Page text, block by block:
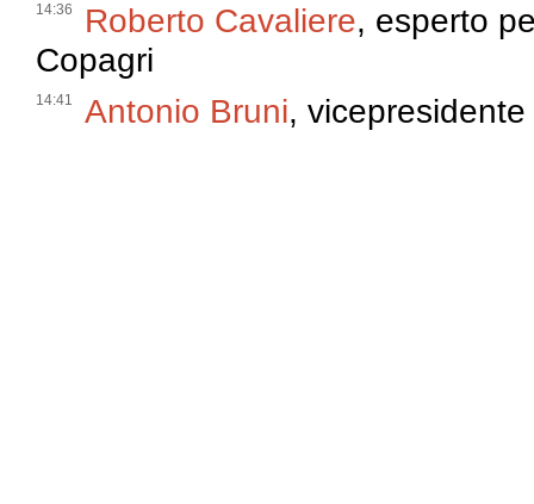
14:36 Roberto Cavaliere, esperto
Copagri
14:41 Antonio Bruni,